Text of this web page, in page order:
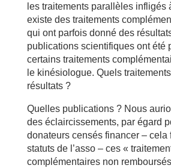
les traitements parallèles infligés
existe des traitements
qui ont parfois donné des
publications scientifiques ont été
certains traitements
le kinésiologue. Quels
résultats ?
Quelles publications ? Nous
des éclaircissements, par égard
donateurs censés financer – cela
statuts de l’asso – ces «
complémentaires non